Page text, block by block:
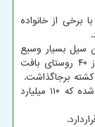
برخی از خانواده
سیل بسیار وسیع
طی سه روز متوالی از روز ۲۴ تیرماه امسال بیش از ۴۰ روستای بافت
برجاگذاشت.
خسارت اولیه این حادثه ۲۵۰ میلیارد تومان برآورد شده که ۱۱۰ میلیارد